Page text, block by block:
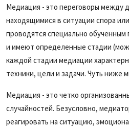
Медиация - это переговоры между
находящимися в ситуации спора
проводятся специально
и имеют определенные стадии
каждой стадии медиации
техники, цели и задачи. Чуть ниже
Медиация - это четко
случайностей. Безусловно,
реагировать на ситуацию,